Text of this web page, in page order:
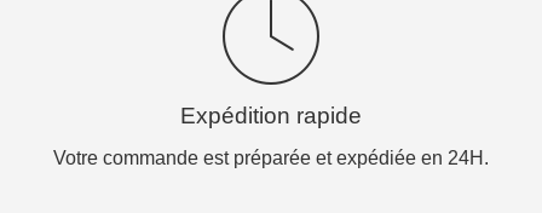
Expédition rapide
Votre commande est préparée et expédiée en 24H.